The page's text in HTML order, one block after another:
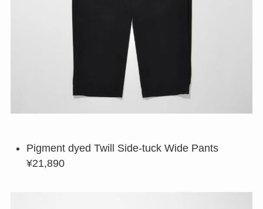
Pigment dyed Twill Side-tuck Wide Pants
¥21,890